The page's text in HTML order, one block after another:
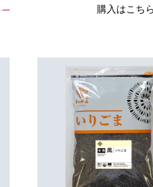
購入はこちら